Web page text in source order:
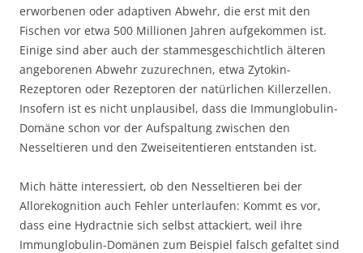
erworbenen oder adaptiven Abwehr, die erst mit den
Fischen vor etwa 500 Millionen Jahren aufgekommen ist.
Einige sind aber auch der stammesgeschichtlich älteren
angeborenen Abwehr zuzurechnen, etwa Zytokin-
Rezeptoren oder Rezeptoren der natürlichen Killerzellen.
Insofern ist es nicht unplausibel, dass die Immunglobulin-
Domäne schon vor der Aufspaltung zwischen den
Nesseltieren und den Zweiseitentieren entstanden ist.
Mich hätte interessiert, ob den Nesseltieren bei der
Allorekognition auch Fehler unterlaufen: Kommt es vor,
dass eine Hydractnie sich selbst attackiert, weil ihre
Immunglobulin-Domänen zum Beispiel falsch gefaltet sind